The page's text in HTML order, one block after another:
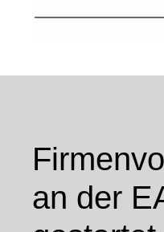
an der